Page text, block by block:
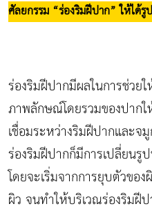
ศัลยกรรม “ร่องริมฝีปาก” ให้ได้รู
ร่องริมฝีปากมีผลในการช่วย
ภาพลักษณ์โดยรวมของปาก
เชื่อมระหว่างริมฝีปากและจ
ร่องริมฝีปากก็มีการเปลี่ยนรู
โดยจะเริ่มจากการยุบตัวขอ
ผิว จนทำให้บริเวณร่องริมฝี